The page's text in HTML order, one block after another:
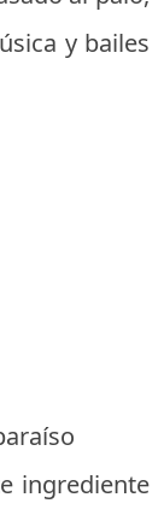
y bailes
ingrediente